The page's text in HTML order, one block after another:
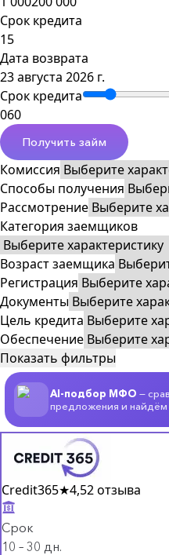
Срок кредита
Дата возврата
23 августа 2026 г.
Срок кредита
060
Получить займ
Комиссия
Способы получения
Рассмотрение
Категория заемщиков
Возраст заемщика
Регистрация
Документы
Цель кредита
Обеспечение
Показать фильтры
AI-подбор МФО —
предложения и
Credit365★4,52 отзыва
Срок
10 – 30 дн.